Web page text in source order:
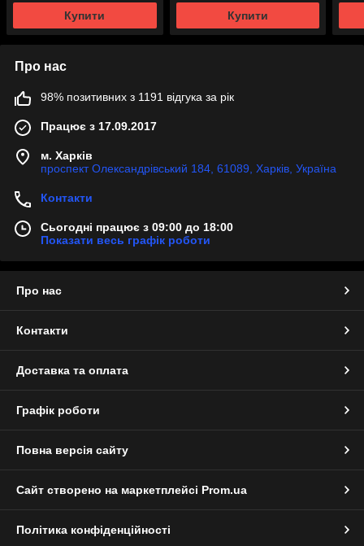
Купити Купити
Про нас
98% позитивних з 1191 відгука за рік
Працює з 17.09.2017
м. Харків
проспект Олександрівський 184, 61089, Харків, Україна
Контакти
Сьогодні працює з 09:00 до 18:00
Показати весь графік роботи
Про нас
Контакти
Доставка та оплата
Графік роботи
Повна версія сайту
Сайт створено на маркетплейсі Prom.ua
Політика конфіденційності